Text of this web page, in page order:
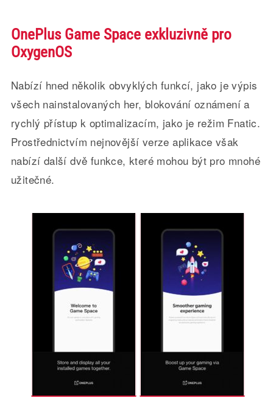
OnePlus Game Space exkluzivně pro
OxygenOS
Nabízí hned několik obvyklých funkcí, jako je výpis
všech nainstalovaných her, blokování oznámení a
rychlý přístup k optimalizacím, jako je režim Fnatic.
Prostřednictvím nejnovější verze aplikace však
nabízí další dvě funkce, které mohou být pro mnohé
užitečné.